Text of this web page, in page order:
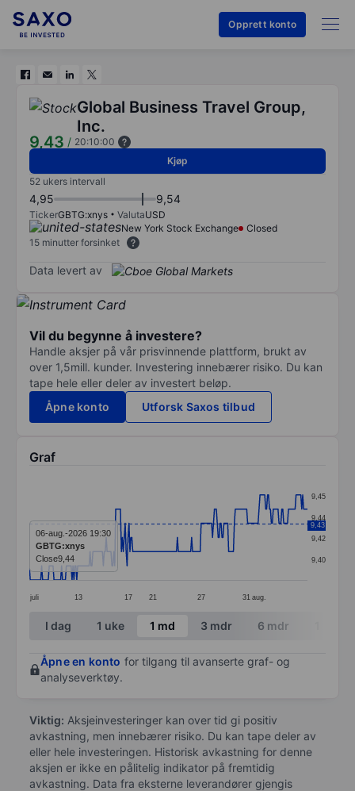
Opprett konto
Global Business Travel Group,
Inc.
9,43 / 20:10:00
Kjøp
52 ukers intervall
4,95 9,54
TickerGBTG:xnys ValutaUSD
New York Stock Exchange
Closed
15 minutter forsinket
Data levert av
Vil du begynne å investere?
Handle aksjer på vår prisvinnende plattform, brukt av
over 1,5mill. kunder. Investering innebærer risiko. Du kan
tape hele eller deler av investert beløp.
Åpne konto
Utforsk Saxos tilbud
Graf
Line chart with 294 data points.
The chart has 1 X axis displaying categories.
The chart has 1 Y axis displaying values. Data
juli 13 17 21 27 31 aug.
9,40
9,42
9,44
9,45
9,43
06-aug.-2026 19:30
GBTG:xnys
Close9,44
End of interactive chart.
I dag 1 uke 1 md 3 mdr 6 mdr
Åpne en konto for tilgang til avanserte graf- og
analyseverktøy.
Viktig: Aksjeinvesteringer kan over tid gi positiv
avkastning, men innebærer risiko. Du kan tape deler av
eller hele investeringen. Historisk avkastning for denne
aksjen er ikke en pålitelig indikator på fremtidig
avkastning. Data fra eksterne leverandører gjengis